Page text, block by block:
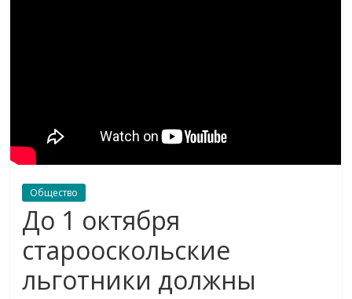
Общество
До 1 октября
старооскольские
льготники должны